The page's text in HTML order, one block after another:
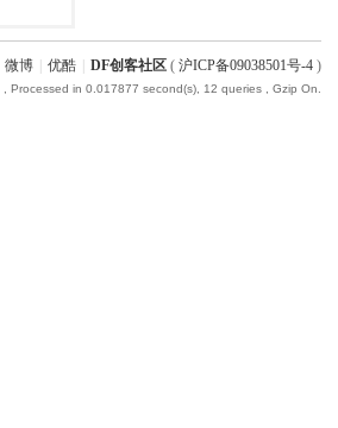
微博 优酷 DF创客社区 ( 沪ICP备09038501号-4 )
, Processed in 0.017877 second(s), 12 queries , Gzip On.